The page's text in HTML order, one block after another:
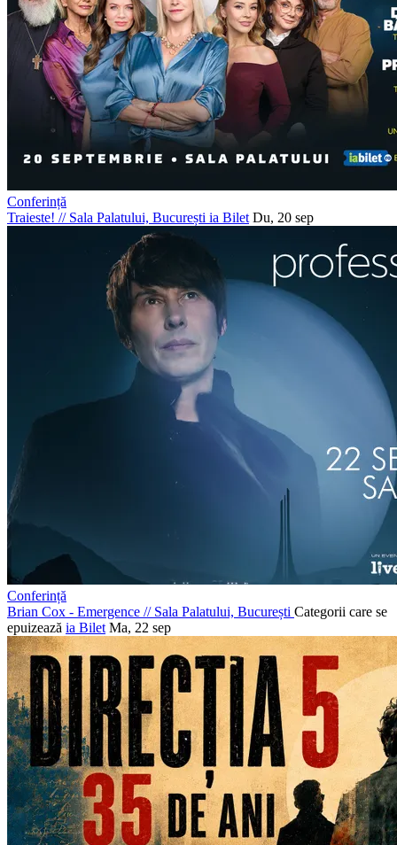
Conferință
Traieste! //Sala Palatului, București ia Bilet Du, 20 sep
Conferință
Brian Cox - Emergence //Sala Palatului, București Categorii care se
epuizează ia Bilet Ma, 22 sep